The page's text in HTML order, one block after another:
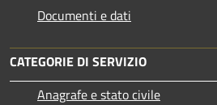
Documenti e dati
CATEGORIE DI SERVIZIO
Anagrafe e stato civile